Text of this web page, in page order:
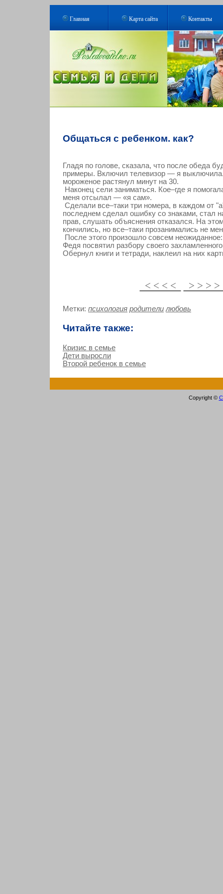
Главная Карта сайта Контакты
Общаться с ребенком. как?
Гладя по голове, сказала, что после обеда
примеры. Включил телевизор — я
мороженое растянул минут на 30.
Наконец сели заниматься. Кое–где я
меня отсылал — «я сам».
Сделали все–таки три номера, в каждом от
последнем сделал ошибку со знаками, стал
прав, слушать объяснения отказался. На
кончились, но все–таки прозанимались не
После этого произошло совсем неожиданное:
Федя посвятил разбору своего
Обернул книги и тетради, наклеил на них
< < < < > > >
Метки: психология родители любовь
Читайте также:
Кризис в семье
Дети выросли
Второй ребенок в семье
Copyright ©